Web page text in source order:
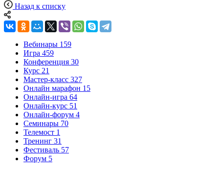
Назад к списку
Вебинары 159
Игра 459
Конференция 30
Курс 21
Мастер-класс 327
Онлайн марафон 15
Онлайн-игра 64
Онлайн-курс 51
Онлайн-форум 4
Семинары 70
Телемост 1
Тренинг 31
Фестиваль 57
Форум 5